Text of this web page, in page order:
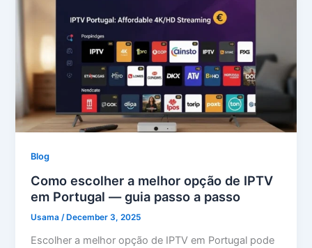
Blog
Como escolher a melhor opção de IPTV
em Portugal — guia passo a passo
Usama/ December 3, 2025
Escolher a melhor opção de IPTV em Portugal pode